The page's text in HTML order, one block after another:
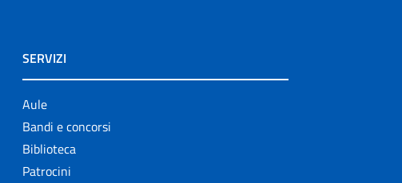
SERVIZI
Aule
Bandi e concorsi
Biblioteca
Patrocini